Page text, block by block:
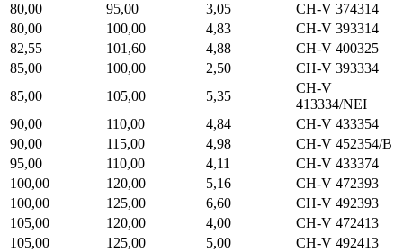
80,00
95,00 3,05
CH-V 374314
80,00
100,00 4,83
CH-V 393314
82,55
101,60 4,88
CH-V 400325
85,00
100,00 2,50
CH-V 393334
85,00
105,00 5,35
CH-V
413334/NEI
90,00
110,00 4,84
CH-V 433354
90,00
115,00 4,98
CH-V 452354/B
95,00
110,00 4,11
CH-V 433374
100,00
120,00 5,16
CH-V 472393
100,00
125,00 6,60
CH-V 492393
105,00
120,00 4,00
CH-V 472413
105,00
125,00 5,00
CH-V 492413